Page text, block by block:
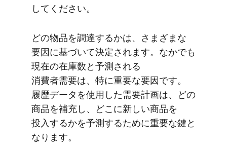
してください。
どの​物品を​調達するかは、​さまざまな​
要因に​基づいて​決定されます。​なかでも​
現在の​在庫数と​予測される​
消費者需要は、​特に​重要な​要因です。​
履歴データを​使用した​需要計画は、​どの​
商品を​補充し、​どこに​新しい​商品を​
投入するかを​予測する​ために​重要な​鍵と​
なります。